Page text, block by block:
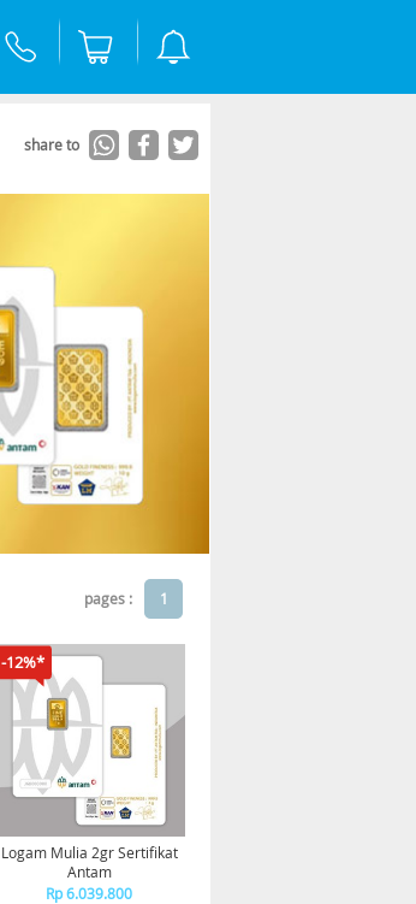
share to
pages : 1
-12%*
Logam Mulia 2gr Sertifikat
Antam
Rp 6.039.800